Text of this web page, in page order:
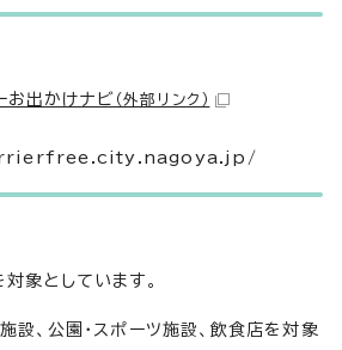
お出かけナビ （外部リンク）
象としています。
設、公園・スポーツ施設、飲食店を対象